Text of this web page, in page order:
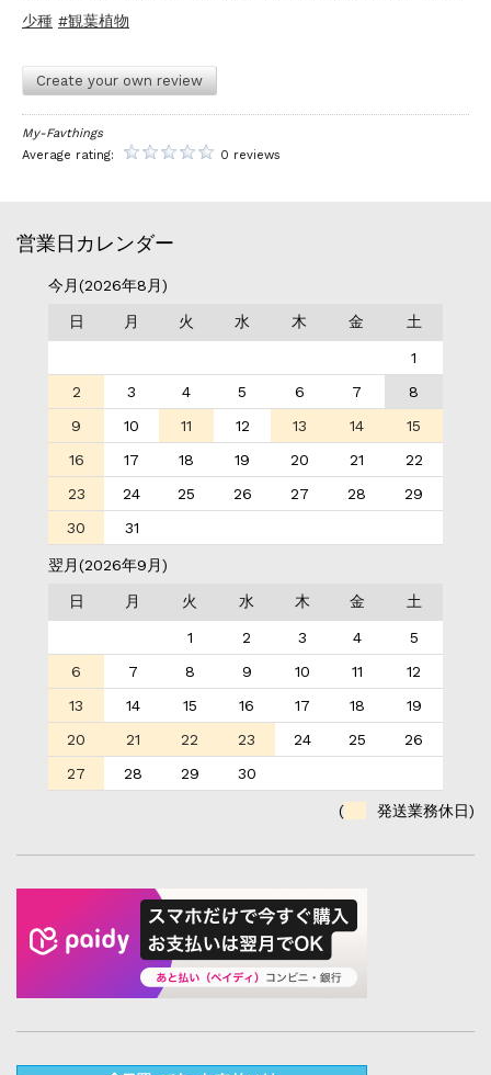
少種 #観葉植物
Create your own review
My-Favthings
Average rating:
0 reviews
営業日カレンダー
今月(2026年8月)
日 月 火 水 木 金 土
1
2
3 4 5 6 7
8
9
10 11 12 13 14
15
16
17 18 19 20 21
22
23
24 25 26 27 28
29
30
31
翌月(2026年9月)
日 月 火 水 木 金 土
1 2 3 4
5
6
7 8 9 10 11
12
13
14 15 16 17 18
19
20
21 22 23 24 25
26
27
28 29 30
( 発送業務休日)